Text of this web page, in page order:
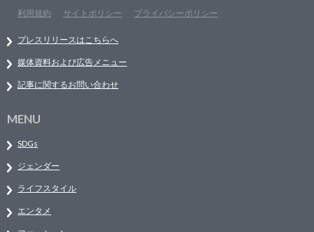
利用規約
サイトポリシー プライバシーポリシー
プレスリリースはこちらへ
媒体資料および広告メニュー
記事に関するお問い合わせ
MENU
SDGs
ジェンダー
ライフスタイル
エンタメ